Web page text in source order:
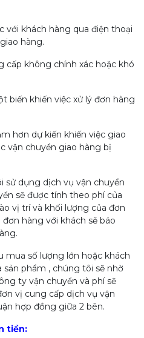
với khách hàng qua điện thoại
hàng.
cấp không chính xác hoặc khó
biến khiến việc xử lý đơn hàng
hơn dự kiến khiến việc giao
vận chuyển giao hàng bị
sử dụng dịch vụ vận chuyển
sẽ được tính theo phí của
vị trí và khối lượng của đơn
đơn hàng với khách sẽ báo
mua số lượng lớn hoặc khách
phẩm , chúng tôi sẽ nhờ
ty vận chuyển và phí sẽ
vị cung cấp dịch vụ vận
hợp đồng giữa 2 bên.
tiền: